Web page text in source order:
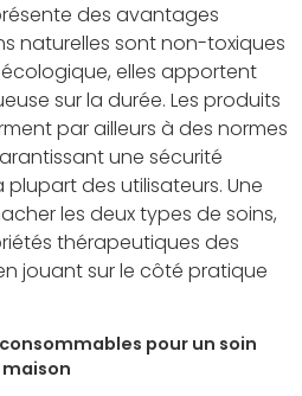
des avantages
naturelles sont non-toxiques
elles apportent
sur la durée. Les produits
par ailleurs à des normes
une sécurité
des utilisateurs. Une
les deux types de soins,
thérapeutiques des
jouant sur le côté pratique
pour un soin
maison